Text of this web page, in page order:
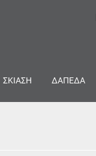
ΣΚΙΑΣΗ ΔΑΠΕΔΑ